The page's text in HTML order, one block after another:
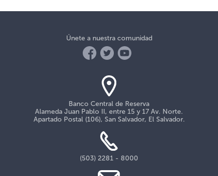
Únete a nuestra comunidad
Banco Central de Reserva
Alameda Juan Pablo II, entre 15 y 17 Av. Norte.
Apartado Postal (106), San Salvador, El Salvador.
(503) 2281 - 8000